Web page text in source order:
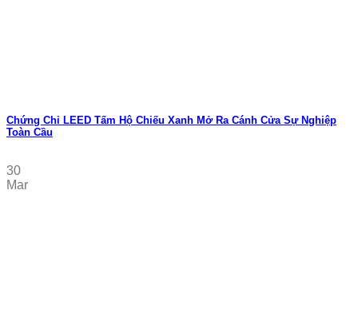
Chứng Chỉ LEED Tấm Hộ Chiếu Xanh Mở Ra Cánh Cửa Sự Nghiệp
Toàn Cầu
30
Mar